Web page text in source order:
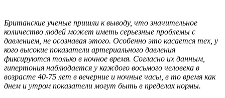
Британские ученые пришли к выводу, что значительное
количество людей может иметь серьезные проблемы с
давлением, не осознавая этого. Особенно это касается тех, у
кого высокие показатели артериального давления
фиксируются только в ночное время. Согласно их данным,
гипертония наблюдается у каждого восьмого человека в
возрасте 40-75 лет в вечерние и ночные часы, в то время как
днем и утром показатели могут быть в пределах нормы.